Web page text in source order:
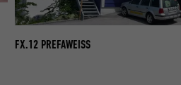
FX.12 PREFAWEISS